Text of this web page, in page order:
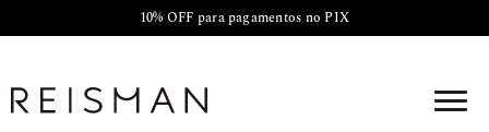
10% OFF para pagamentos no PIX